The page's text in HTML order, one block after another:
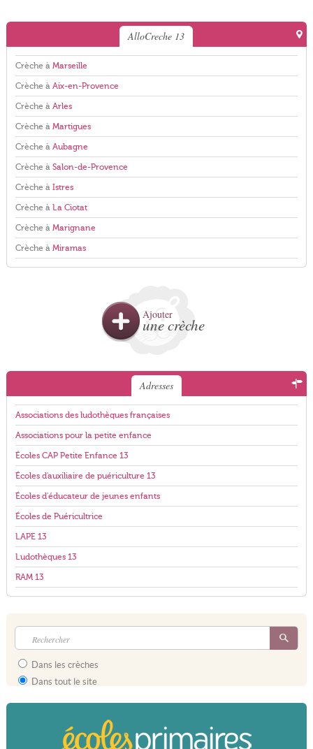
AlloCreche 13
Crèche à Marseille
Crèche à Aix-en-Provence
Crèche à Arles
Crèche à Martigues
Crèche à Aubagne
Crèche à Salon-de-Provence
Crèche à Istres
Crèche à La Ciotat
Crèche à Marignane
Crèche à Miramas
Ajouter
une crèche
Adresses
Associations des ludothèques françaises
Associations pour la petite enfance
Écoles CAP Petite Enfance 13
Écoles d'auxiliaire de puériculture 13
Écoles d'éducateur de jeunes enfants
Écoles de Puéricultrice
LAPE 13
Ludothèques 13
RAM 13
Dans les crèches
Dans tout le site